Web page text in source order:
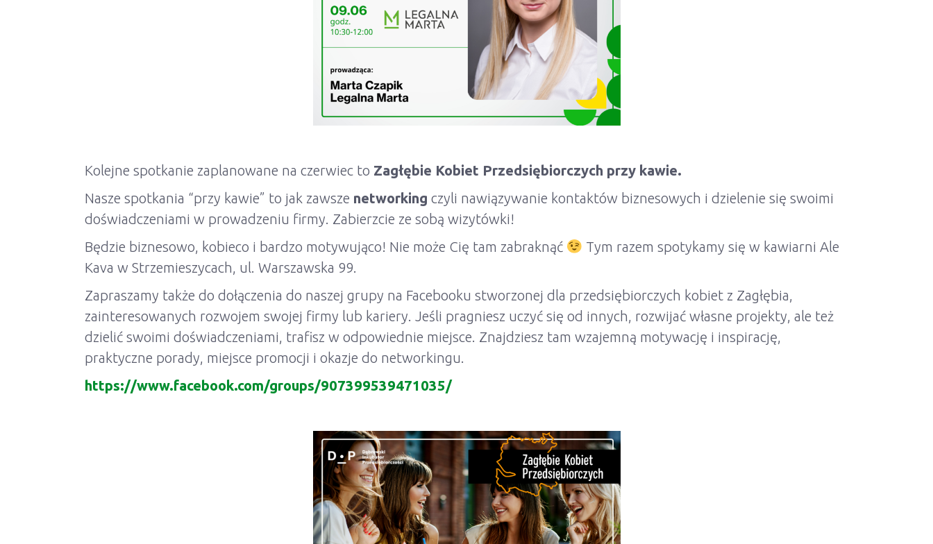
Kolejne spotkanie zaplanowane na czerwiec to Zagłębie Kobiet Przedsiębiorczych przy kawie.
Nasze spotkania “przy kawie” to jak zawsze networking czyli nawiązywanie kontaktów biznesowych i dzielenie się swoimi
doświadczeniami w prowadzeniu firmy. Zabierzcie ze sobą wizytówki!
Będzie biznesowo, kobieco i bardzo motywująco! Nie może Cię tam zabraknąć
Tym razem spotykamy się w kawiarni Ale
Kava w Strzemieszycach, ul. Warszawska 99.
Zapraszamy także do dołączenia do naszej grupy na Facebooku stworzonej dla przedsiębiorczych kobiet z Zagłębia,
zainteresowanych rozwojem swojej firmy lub kariery. Jeśli pragniesz uczyć się od innych, rozwijać własne projekty, ale też
dzielić swoimi doświadczeniami, trafisz w odpowiednie miejsce. Znajdziesz tam wzajemną motywację i inspirację,
praktyczne porady, miejsce promocji i okazje do networkingu.
https://www.facebook.com/groups/907399539471035/